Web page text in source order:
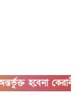
কেরানীগঞ্জের